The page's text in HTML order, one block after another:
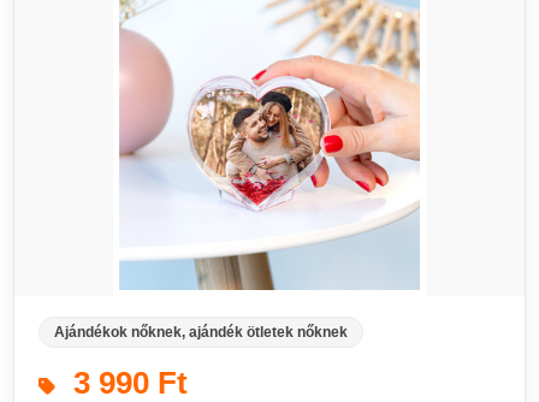
Ajándékok nőknek, ajándék ötletek nőknek
3 990 Ft